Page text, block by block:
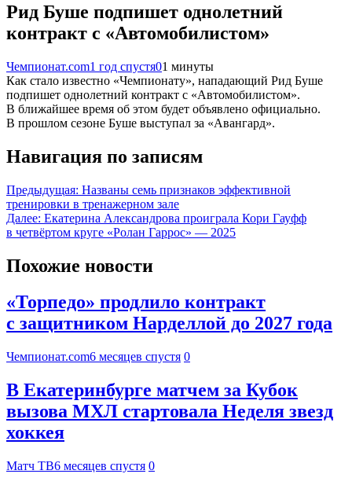
Рид Буше подпишет однолетний
контракт с «Автомобилистом»
Чемпионат.com1 год спустя01 минуты
Как стало известно «Чемпионату», нападающий Рид Буше
подпишет однолетний контракт с «Автомобилистом».
В ближайшее время об этом будет объявлено официально.
В прошлом сезоне Буше выступал за «Авангард».
Навигация по записям
Предыдущая: Названы семь признаков эффективной
тренировки в тренажерном зале
Далее: Екатерина Александрова проиграла Кори Гауфф
в четвёртом круге «Ролан Гаррос» — 2025
Похожие новости
«Торпедо» продлило контракт
с защитником Нарделлой до 2027 года
Чемпионат.com6 месяцев спустя 0
В Екатеринбурге матчем за Кубок
вызова МХЛ стартовала Неделя звезд
хоккея
Матч ТВ6 месяцев спустя 0